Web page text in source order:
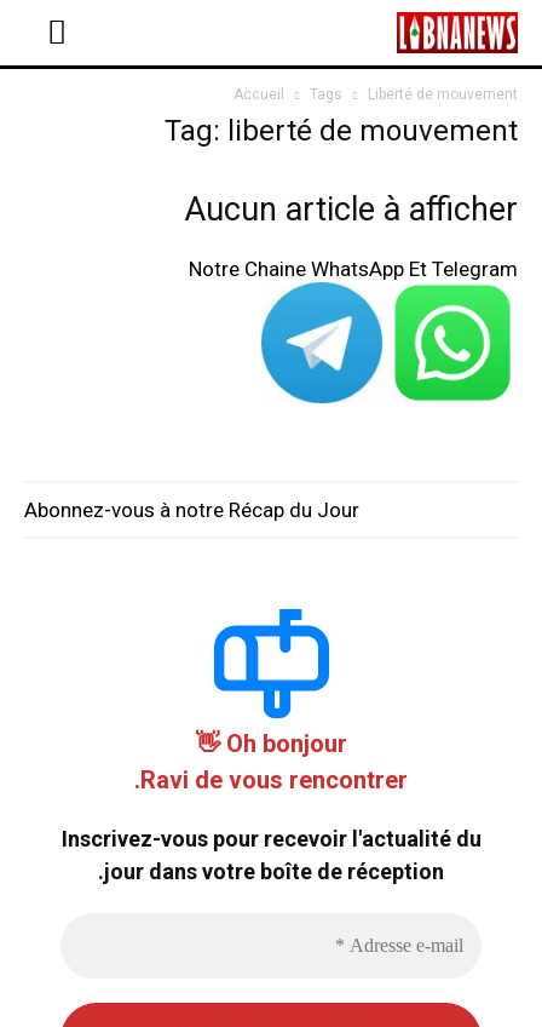
Accueil Tags Liberté de mouvement
Tag: liberté de mouvement
Aucun article à afficher
Notre Chaine WhatsApp Et Telegram
Abonnez-vous à notre Récap du Jour
Oh bonjour 👋
Ravi de vous rencontrer.
Inscrivez-vous pour recevoir l'actualité du
jour dans votre boîte de réception.